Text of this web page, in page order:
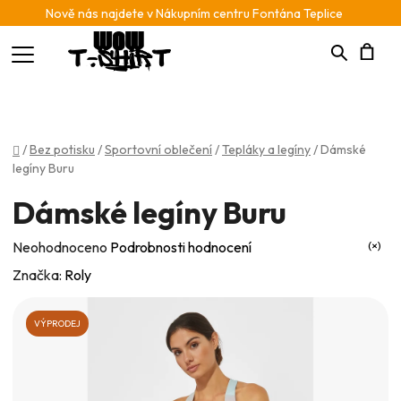
Nově nás najdete v Nákupním centru Fontána Teplice
Hledat
Domů
/Bez potisku /Sportovní oblečení/Tepláky a legíny/Dámské
legíny Buru
Dámské legíny Buru
Průměrné
hodnocení
0,0
Neohodnoceno Podrobnosti hodnocení
Značka: Roly
VÝPRODEJ